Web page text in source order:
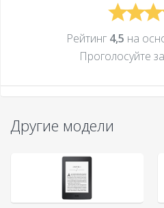
Рейтинг 4,5 на
Проголосуйте
Другие модели